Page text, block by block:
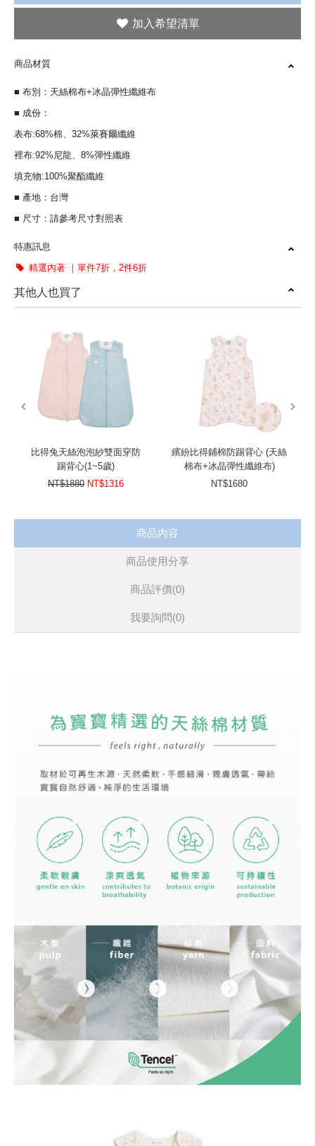
商品材質
■ 布別：天絲棉布+冰晶彈性纖維布
■ 成份：
表布:68%棉、32%萊賽爾纖維
裡布:92%尼龍、8%彈性纖維
填充物:100%聚酯纖維
■ 產地：台灣
■ 尺寸：請參考尺寸對照表
特惠訊息
精選內著 ｜單件7折，2件6折
其他人也買了
比得兔天絲泡泡紗雙面穿防
踢背心(1~5歲)
NT$1880 NT$1316
繽紛比得鋪棉防踢背心 (天絲
棉布+冰晶彈性纖維布)
NT$1680
商品內容
商品使用分享
商品評價(0)
我要詢問(0)